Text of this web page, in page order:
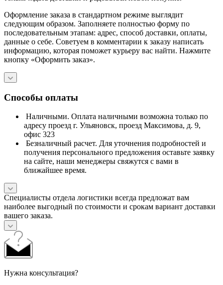
Оформление заказа в стандартном режиме выглядит
следующим образом. Заполняете полностью форму по
последовательным этапам: адрес, способ доставки, оплаты,
данные о себе. Советуем в комментарии к заказу написать
информацию, которая поможет курьеру вас найти. Нажмите
кнопку «Оформить заказ».
Способы оплаты
Наличными. Оплата наличными возможна только по
адресу проезд г. Ульяновск, проезд Максимова, д. 9,
офис 323
Безналичный расчет. Для уточнения подробностей и
получения персонального предложения оставьте заявку
на сайте, наши менеджеры свяжутся с вами в
ближайшее время.
Специалисты отдела логистики всегда предложат вам
наиболее выгодный по стоимости и срокам вариант доставки
вашего заказа.
Нужна консультация?